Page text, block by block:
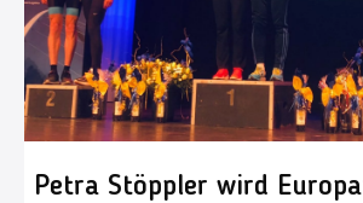
Petra Stöppler wird